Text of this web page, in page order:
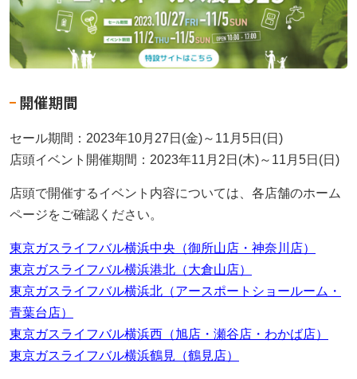
開催期間
セール期間：2023年10月27日(金)～11月5日(日)
店頭イベント開催期間：2023年11月2日(木)～11月5日(日)
店頭で開催するイベント内容については、各店舗のホーム
ページをご確認ください。
東京ガスライフバル横浜中央（御所山店・神奈川店）
東京ガスライフバル横浜港北（大倉山店）
東京ガスライフバル横浜北（アースポートショールーム・
青葉台店）
東京ガスライフバル横浜西（旭店・瀬谷店・わかば店）
東京ガスライフバル横浜鶴見（鶴見店）